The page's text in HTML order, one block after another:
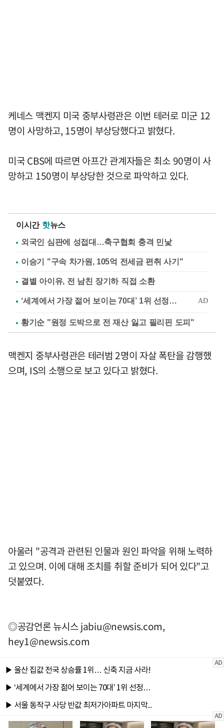
케네스 맥켄지 미국 중부사령관은 이번 테러로 미군 12
명이 사망하고, 15명이 부상당했다고 밝혔다.
미국 CBS에 따르면 아프간 관계자들은 최소 90명이 사
망하고 150명이 부상당한 것으로 파악하고 있다.
이시간 핫뉴스
외국인 심판에 성접대…축구협회 충격 민낯
이승기 "구속 차가원, 105억 전세금 편취 사기"
결별 아이유, 전 남친 장기하 직접 소환
황기순 "원정 도박으로 전 재산 잃고 필리핀 도피"
맥켄지 중부사령관은 테러범 2명이 자살 폭탄을 감행했
으며, IS의 소행으로 보고 있다고 밝혔다.
아울러 "공격과 관련된 인물과 원인 파악을 위해 노력하
고 있으며. 이에 대해 조치를 취할 준비가 되어 있다"고
덧붙였다.
◎공감언론 뉴시스jabiu@newsis.com,
hey1@newsis.com